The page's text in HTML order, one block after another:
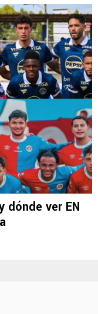
dónde ver EN